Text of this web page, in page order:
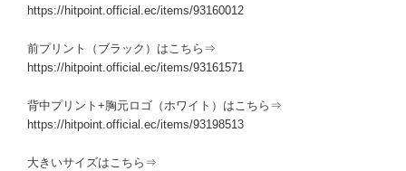
https://hitpoint.official.ec/items/93160012
前プリント（ブラック）はこちら⇒
https://hitpoint.official.ec/items/93161571
背中プリント+胸元ロゴ（ホワイト）はこちら⇒
https://hitpoint.official.ec/items/93198513
大きいサイズはこちら⇒